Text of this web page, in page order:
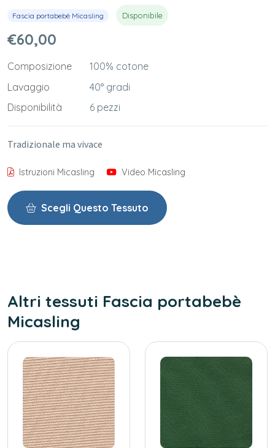
Fascia portabebè Micasling Disponibile
€60,00
Composizione
100% cotone
Lavaggio
40° gradi
Disponibilità
6 pezzi
Tradizionale ma vivace
Istruzioni Micasling Video Micasling
Scegli Questo Tessuto
Altri tessuti Fascia portabebè
Micasling